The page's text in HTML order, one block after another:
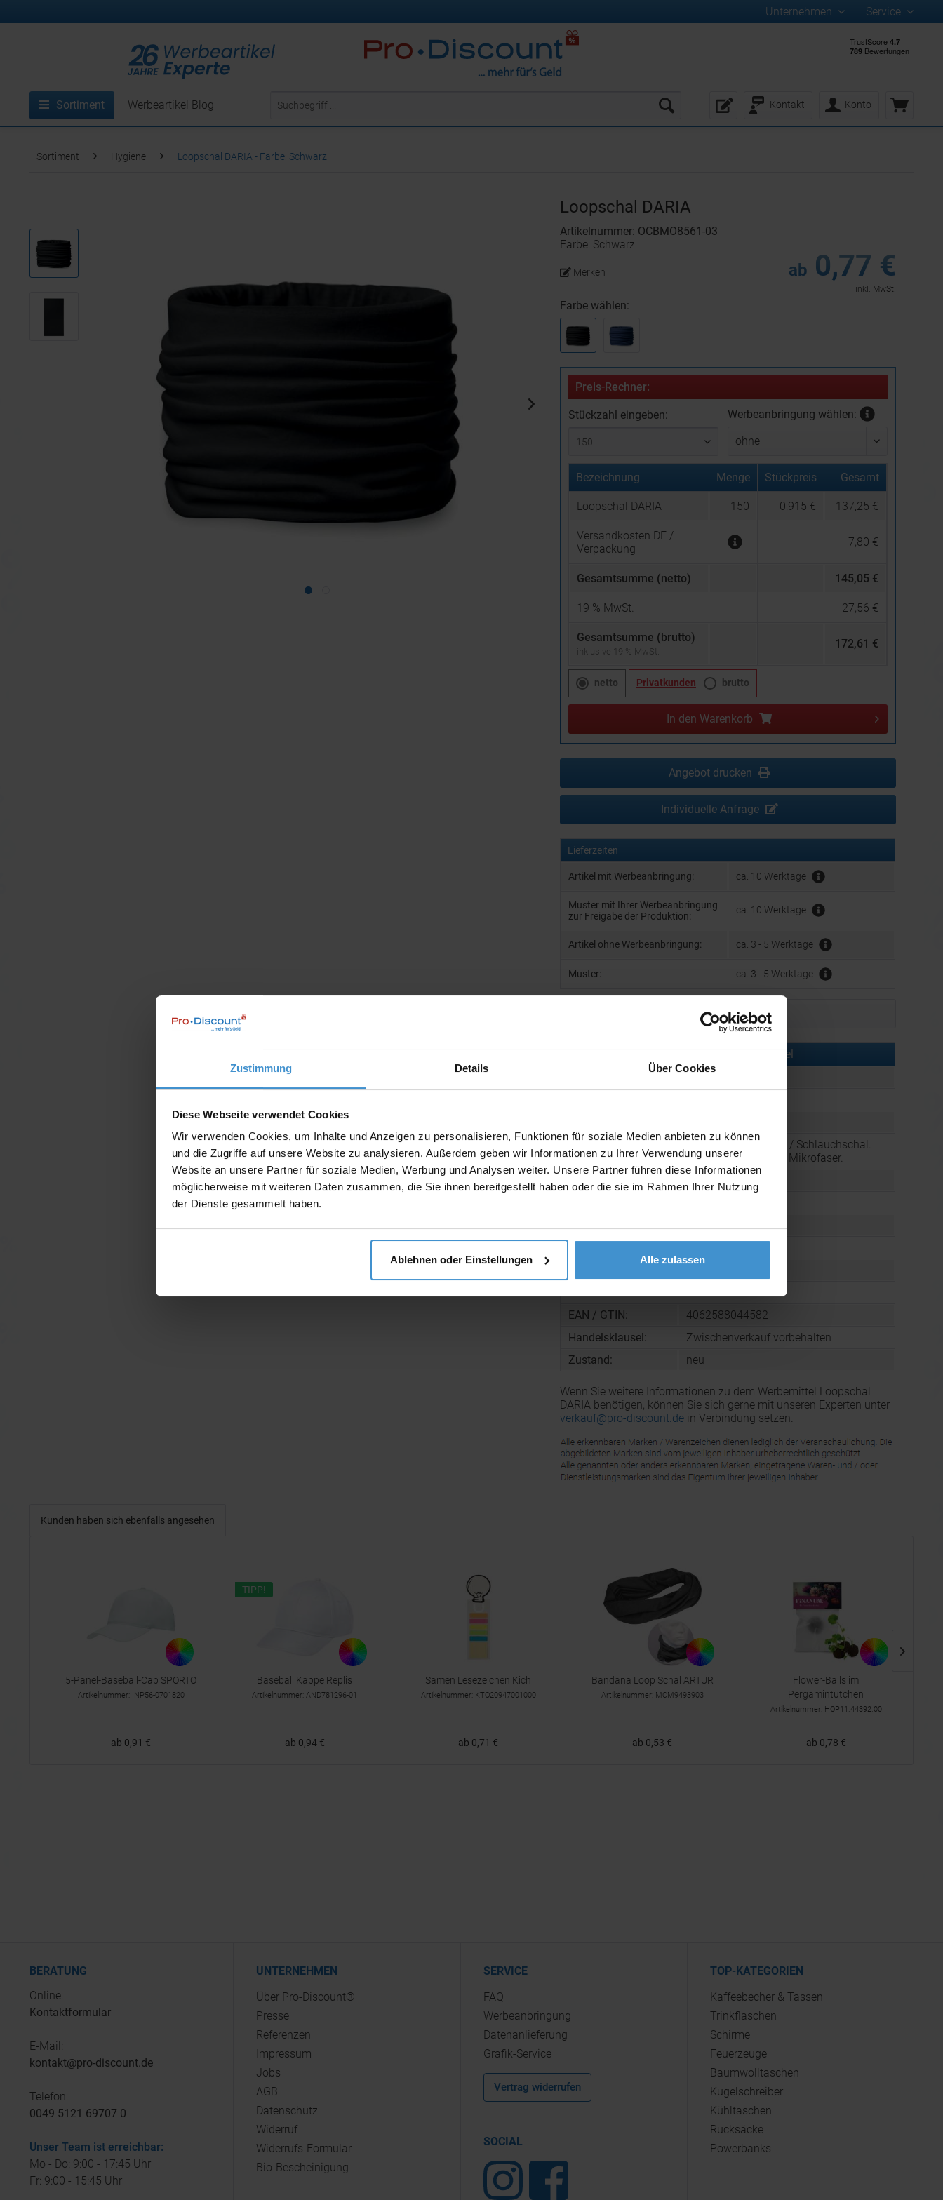
Zustimmung Details Über Cookies
Diese Webseite verwendet Cookies
Wir verwenden Cookies, um Inhalte und Anzeigen zu personalisieren, Funktionen für soziale Medien anbieten zu können
und die Zugriffe auf unsere Website zu analysieren. Außerdem geben wir Informationen zu Ihrer Verwendung unserer
Website an unsere Partner für soziale Medien, Werbung und Analysen weiter. Unsere Partner führen diese Informationen
möglicherweise mit weiteren Daten zusammen, die Sie ihnen bereitgestellt haben oder die sie im Rahmen Ihrer Nutzung
der Dienste gesammelt haben.
Ablehnen oder Einstellungen Alle zulassen
Unternehmen Service
Kontakt Konto
Sortiment Werbeartikel Blog
Sortiment Hygiene Loopschal DARIA - Farbe: Schwarz
Loopschal DARIA
Artikelnummer: OCBMO8561-03
Farbe: Schwarz
ab 0,77 €
inkl. MwSt.
Merken
Farbe wählen:
Preis-Rechner:
Stückzahl eingeben: Werbeanbringung wählen:
Bezeichnung Menge Stückpreis Gesamt
Loopschal DARIA 150 0,915 € 137,25 €
Versandkosten DE /
Verpackung
7,80 €
Gesamtsumme (netto) 145,05 €
19 % MwSt. 27,56 €
Gesamtsumme (brutto)
inklusive 19 % MwSt.
172,61 €
netto Privatkunden brutto
In den Warenkorb
Angebot drucken
Individuelle Anfrage
Lieferzeiten
Artikel mit Werbeanbringung: ca. 10 Werktage
Muster mit Ihrer Werbeanbringung
zur Freigabe der Produktion:
ca. 10 Werktage
Artikel ohne Werbeanbringung: ca. 3 - 5 Werktage
Muster: ca. 3 - 5 Werktage
Muster bestellen
Produktinformationen zu diesem Werbeartikel
Beschreibung:
Trendiger Loopschal / Schlauchschal.
Multifunktional. Aus Mikrofaser.
Gewicht:
34 g
Menge pro Karton:
200
Zolltarifnummer:
6117 8010
EAN / GTIN:
4062588044582
Handelsklausel:
Zwischenverkauf vorbehalten
Zustand:
neu
Wenn Sie weitere Informationen zu dem Werbemittel Loopschal
DARIA benötigen, können Sie sich gerne mit unseren Experten unter
verkauf@pro-discount.dein Verbindung setzen.
Kunden haben sich ebenfalls angesehen
5-Panel-Baseball-Cap SPORTO
Artikelnummer: INP56-0701820
ab 0,91 €
TIPP!
Baseball Kappe Replis
Artikelnummer: AND781296-01
ab 0,94 €
Samen Lesezeichen Kich
Artikelnummer: KTO20947001000
ab 0,71 €
Bandana Loop Schal ARTUR
Artikelnummer: MCM9493903
ab 0,53 €
Flower-Balls im
Pergamintütchen
Artikelnummer: HOP11.44392.00
ab 0,78 €
BERATUNG
Online:
Kontaktformular
E-Mail:
kontakt@pro-discount.de
Telefon:
0049 5121 69707 0
Unser Team ist erreichbar:
Mo - Do: 9:00 - 17:45 Uhr
Fr: 9:00 - 15:45 Uhr
UNTERNEHMEN
Über Pro-Discount®
Presse
Referenzen
Impressum
Jobs
AGB
Datenschutz
Widerruf
Widerrufs-Formular
Bio-Bescheinigung
SERVICE
FAQ
Werbeanbringung
Datenanlieferung
Grafik-Service
Vertrag widerrufen
SOCIAL
TOP-KATEGORIEN
Kaffeebecher & Tassen
Trinkflaschen
Schirme
Feuerzeuge
Baumwolltaschen
Kugelschreiber
Kühltaschen
Rucksäcke
Powerbanks